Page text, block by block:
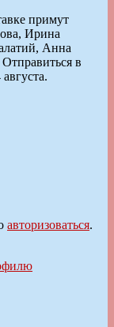
примут
Ирина
Анна
в
авторизоваться.